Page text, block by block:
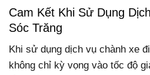
Cam Kết Khi Sử Dụng
Sóc Trăng
Khi sử dụng dịch vụ chành xe
không chỉ kỳ vọng vào tốc độ